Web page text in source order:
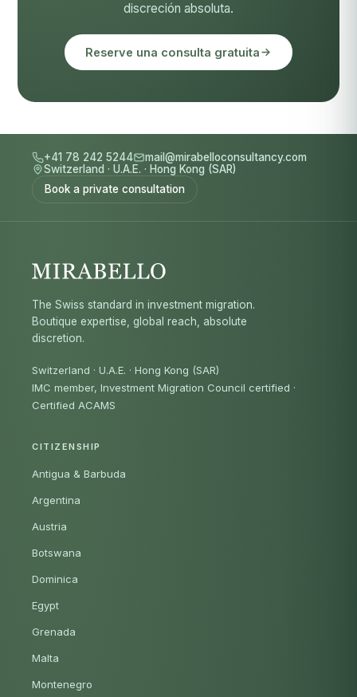
discreción absoluta.
Reserve una consulta gratuita
+41 78 242 5244
mail@mirabelloconsultancy.com
Switzerland · U.A.E. · Hong Kong (SAR)
Book a private consultation
The Swiss standard in investment migration.
Boutique expertise, global reach, absolute
discretion.
Switzerland · U.A.E. · Hong Kong (SAR)
IMC member, Investment Migration Council certified ·
Certified ACAMS
CITIZENSHIP
Antigua & Barbuda
Argentina
Austria
Botswana
Dominica
Egypt
Grenada
Malta
Montenegro